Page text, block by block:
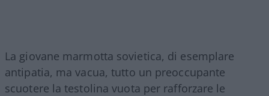
La giovane marmotta sovietica, di esemplare
antipatia, ma vacua, tutto un preoccupante
scuotere la testolina vuota per rafforzare le